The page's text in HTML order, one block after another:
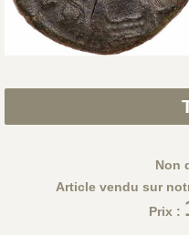
Non
Article vendu sur
Prix :